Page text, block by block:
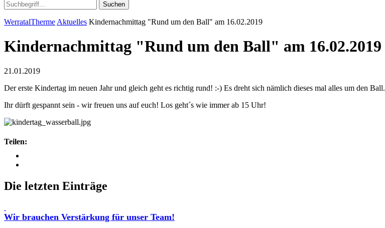
Suchen
WerratalTherme Aktuelles Kindernachmittag "Rund um den Ball" am 16.02.2019
Kindernachmittag "Rund um den Ball" am 16.02.2019
21.01.2019
Der erste Kindertag im neuen Jahr und gleich geht es richtig rund! :-) Es dreht sich nämlich dieses mal alles um den Ball.
Ihr dürft gespannt sein - wir freuen uns auf euch! Los geht´s wie immer ab 15 Uhr!
Teilen:
Die letzten Einträge
Wir brauchen Verstärkung für unser Team!